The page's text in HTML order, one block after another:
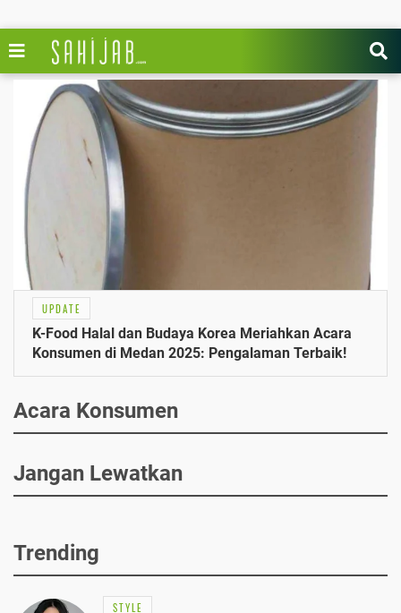
UPDATE
K-Food Halal dan Budaya Korea Meriahkan Acara
Konsumen di Medan 2025: Pengalaman Terbaik!
Acara Konsumen
Jangan Lewatkan
Trending
STYLE